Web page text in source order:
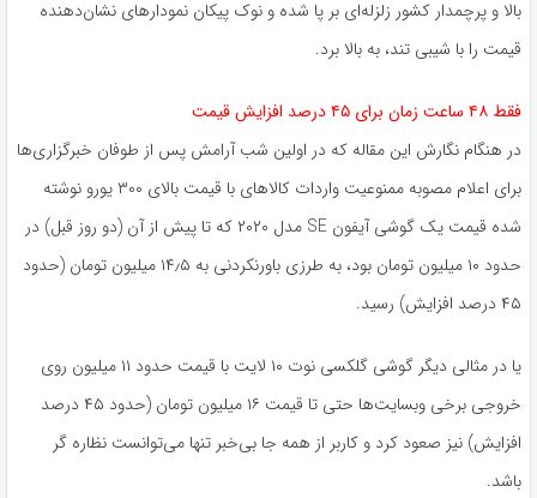
بالا و پرچمدار کشور زلزله‌ای بر پا شده و نوک پیکان نمودارهای نشان‌دهنده
قیمت را با شیبی تند، به بالا برد.
فقط ۴۸ ساعت زمان برای ۴۵ درصد افزایش قیمت
در هنگام نگارش این مقاله که در اولین شب آرامش پس از طوفان خبرگزاری‌ها
برای اعلام مصوبه ممنوعیت واردات کالاهای با قیمت بالای ۳۰۰ یورو نوشته
شده قیمت یک گوشی آیفون SE مدل ۲۰۲۰ که تا پیش از آن (دو روز قبل) در
حدود ۱۰ میلیون تومان بود، به طرزی باورنکردنی به ۱۴٫۵ میلیون تومان (حدود
۴۵ درصد افزایش) رسید.
یا در مثالی دیگر گوشی گلکسی نوت ۱۰ لایت با قیمت حدود ۱۱ میلیون روی
خروجی برخی وبسایت‌ها حتی تا قیمت ۱۶ میلیون تومان (حدود ۴۵ درصد
افزایش) نیز صعود کرد و کاربر از همه جا بی‌خبر تنها می‌توانست نظاره گر
باشد.